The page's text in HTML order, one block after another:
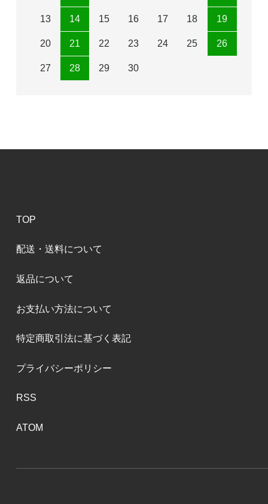
13 14 15 16 17 18 19
20 21 22 23 24 25 26
27 28 29 30
TOP
配送・送料について
返品について
お支払い方法について
特定商取引法に基づく表記
プライバシーポリシー
RSS
ATOM